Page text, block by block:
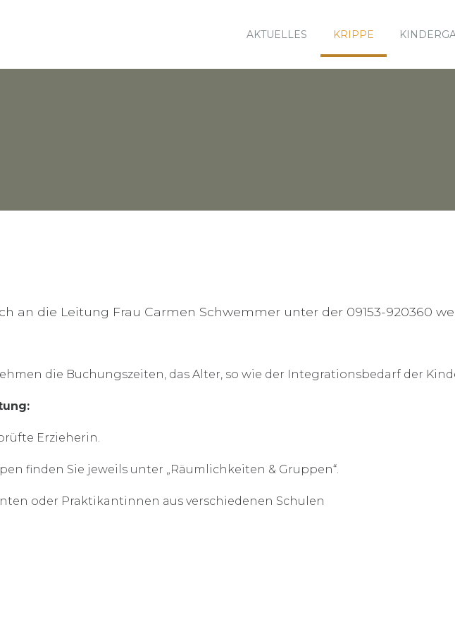
AKTUELLES KRIPPE
an die Leitung Frau Carmen Schwemmer unter der 09153-920360
die Buchungszeiten, das Alter, so wie der Integrationsbedarf der
Erzieherin.
finden Sie jeweils unter „Räumlichkeiten & Gruppen“.
oder Praktikantinnen aus verschiedenen Schulen